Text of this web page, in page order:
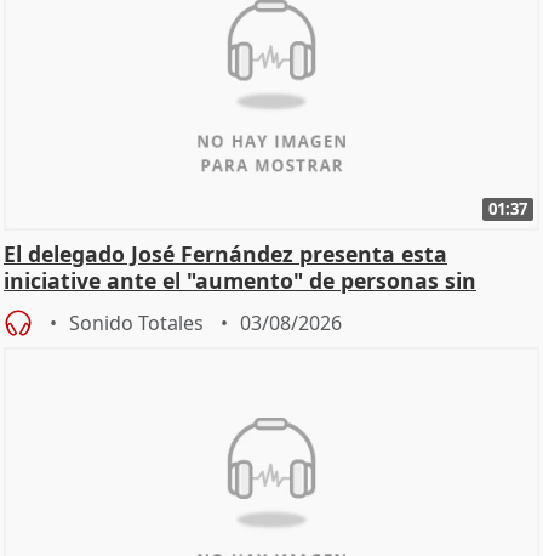
01:37
El delegado José Fernández presenta esta
iniciative ante el "aumento" de personas sin
hogar en Madri
Sonido Totales 03/08/2026